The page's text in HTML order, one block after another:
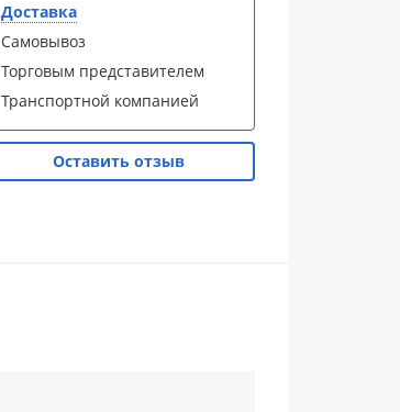
Доставка
Самовывоз
Торговым представителем
Транспортной компанией
Оставить отзыв